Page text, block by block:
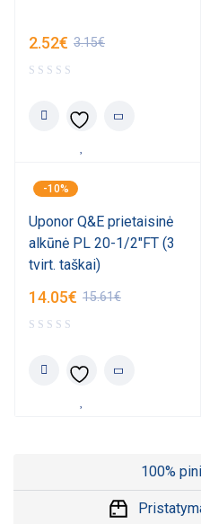
3.15€
2.52€
-10%
Uponor Q&E prietaisinė
alkūnė PL 20-1/2"FT (3
tvirt. taškai)
15.61€
14.05€
100%